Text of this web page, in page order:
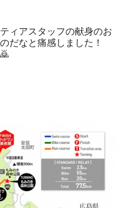
ィアスタッフの献身のお
だなと痛感しました！